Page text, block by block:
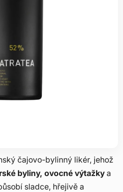
čajovo-bylinný likér, jehož
byliny, ovocné výtažky a
sladce, hřejivě a